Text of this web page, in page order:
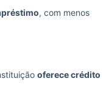
, com menos
oferece crédito